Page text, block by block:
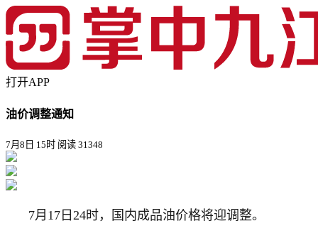
打开APP
油价调整通知
7月8日 15时 阅读 31348
7月17日24时，国内成品油价格将迎调整。